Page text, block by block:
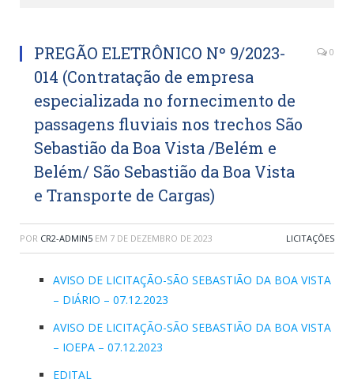
PREGÃO ELETRÔNICO Nº 9/2023-
014 (Contratação de empresa
especializada no fornecimento de
passagens fluviais nos trechos São
Sebastião da Boa Vista /Belém e
Belém/ São Sebastião da Boa Vista
e Transporte de Cargas)
0
POR CR2-ADMIN5 EM 7 DE DEZEMBRO DE 2023 LICITAÇÕES
AVISO DE LICITAÇÃO-SÃO SEBASTIÃO DA BOA VISTA
– DIÁRIO – 07.12.2023
AVISO DE LICITAÇÃO-SÃO SEBASTIÃO DA BOA VISTA
– IOEPA – 07.12.2023
EDITAL